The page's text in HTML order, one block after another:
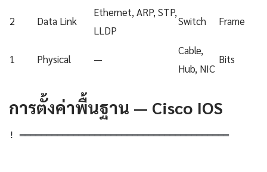
2 Data Link
Ethernet, ARP, STP,
LLDP
Switch Frame
1 Physical —
Cable,
Hub, NIC
Bits
การตั้งค่าพื้นฐาน — Cisco IOS
! ═══════════════════════════════════════